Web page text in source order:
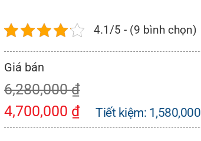
4.1/5 - (9 bình chọn)
6,280,000₫
4,700,000 ₫ Tiết kiệm: 1,580,000